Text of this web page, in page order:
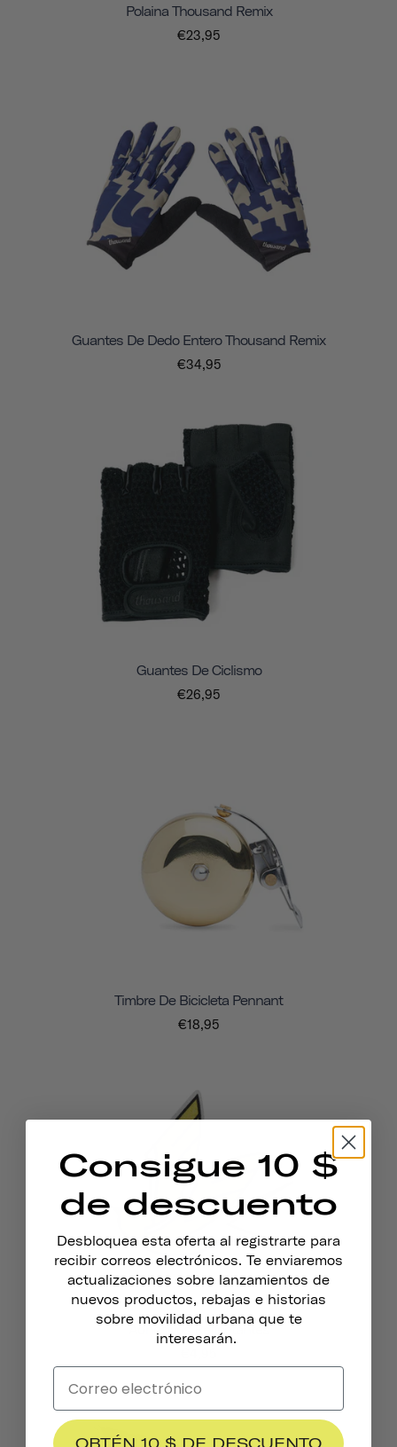
Polaina Thousand Remix
€23,95
Guantes De Dedo Entero Thousand Remix
€34,95
Guantes De Ciclismo
€26,95
Timbre De Bicicleta Pennant
€18,95
Adhesivos Reflectantes
Consigue 10 $
de descuento
Desbloquea esta oferta al registrarte para
recibir correos electrónicos. Te enviaremos
actualizaciones sobre lanzamientos de
nuevos productos, rebajas e historias
sobre movilidad urbana que te
interesarán.